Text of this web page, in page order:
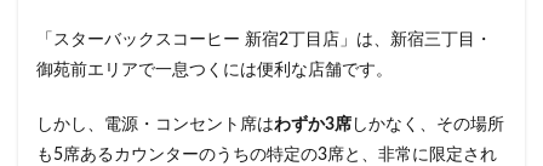
「スターバックスコーヒー 新宿2丁目店」は、新宿三丁目・
御苑前エリアで一息つくには便利な店舗です。
しかし、電源・コンセント席はわずか3席 しかなく、その場所
も5席あるカウンターのうちの特定の3席と、非常に限定され